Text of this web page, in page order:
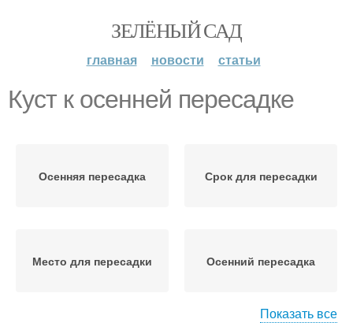
ЗЕЛЁНЫЙ САД
главная новости статьи
Куст к осенней пересадке
Осенняя пересадка Срок для пересадки
Место для пересадки Осенний пересадка
Показать все